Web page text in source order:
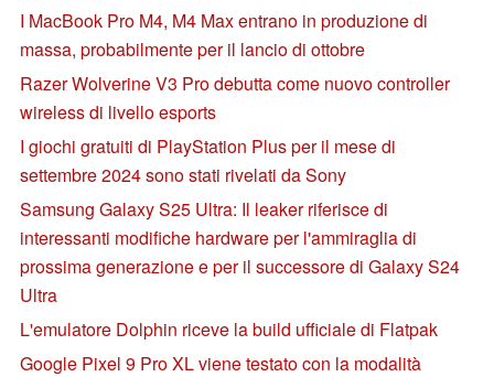
I MacBook Pro M4, M4 Max entrano in produzione di
massa, probabilmente per il lancio di ottobre
Razer Wolverine V3 Pro debutta come nuovo controller
wireless di livello esports
I giochi gratuiti di PlayStation Plus per il mese di
settembre 2024 sono stati rivelati da Sony
Samsung Galaxy S25 Ultra: Il leaker riferisce di
interessanti modifiche hardware per l'ammiraglia di
prossima generazione e per il successore di Galaxy S24
Ultra
L'emulatore Dolphin riceve la build ufficiale di Flatpak
Google Pixel 9 Pro XL viene testato con la modalità